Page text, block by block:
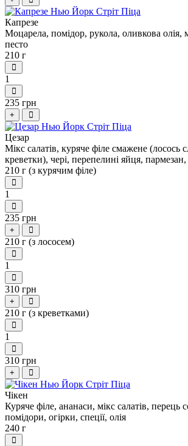
Капрезе
Моцарела, помідор, рукола, оливкова олія,
песто
210 г
1
235 грн
+
Цезар
Мікс салатів, куряче філе смажене (лосось
креветки), чері, перепелині яйця,
210 г (з курячим філе)
1
235 грн
+
210 г (з лососем)
1
310 грн
+
210 г (з креветками)
1
310 грн
+
Чікен
Куряче філе, ананаси, мікс салатів, перець
помідори, огірки, спеції, олія
240 г